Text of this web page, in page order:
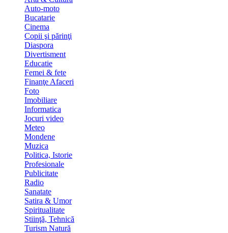
Auto-moto
Bucatarie
Cinema
Copii şi părinţi
Diaspora
Divertisment
Educatie
Femei & fete
Finanţe Afaceri
Foto
Imobiliare
Informatica
Jocuri video
Meteo
Mondene
Muzica
Politica, Istorie
Profesionale
Publicitate
Radio
Sanatate
Satira & Umor
Spiritualitate
Stiinţă, Tehnică
Turism Natură